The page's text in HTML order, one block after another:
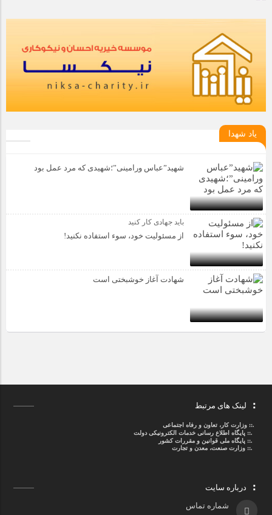
یاد شهدا
شهید”عباس ورامینی”؛شهیدی که مرد عمل بود
باید جهادی کار کنید
از مسئولیت خود، سوء استفاده نکنید!
شهادت آغاز خوشبختی است
لینک های مرتبط
.::وزارت کار، تعاون و رفاه اجتماعی
.::پایگاه اطلاع رسانی خدمات الکترونیکی دولت
.::پایگاه ملی قوانین و مقررات کشور
.:: وزارت صنعت، معدن و تجارت
درباره سایت
شماره تماس